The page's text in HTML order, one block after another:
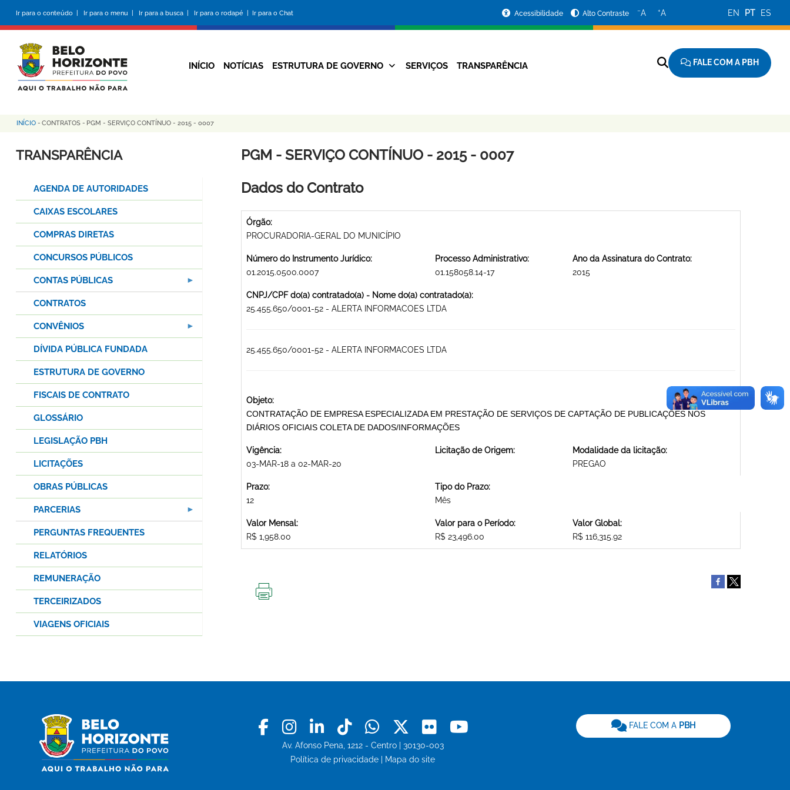
conteúdo
principal
Ir para o conteúdo | Ir para o menu | Ir para a busca | Ir para o rodapé | Ir para o Chat
da
Prefeitura
Acessibilidade Alto Contraste −A +A EN PT ES
Navegação
INÍCIO NOTÍCIAS ESTRUTURA DE GOVERNO SERVIÇOS TRANSPARÊNCIA FALE COM A PBH
Trilha
de
INÍCIO - CONTRATOS - PGM - SERVIÇO CONTÍNUO - 2015 - 0007
PGM - SERVIÇO CONTÍNUO - 2015 - 0007
Dados do Contrato
Órgão:
PROCURADORIA-GERAL DO MUNICÍPIO
Número do Instrumento Jurídico:
01.2015.0500.0007
Processo Administrativo:
01.158058.14-17
Ano da Assinatura do Contrato:
2015
CNPJ/CPF do(a) contratado(a) - Nome do(a) contratado(a):
25.455.650/0001-52 - ALERTA INFORMACOES LTDA
25.455.650/0001-52 - ALERTA INFORMACOES LTDA
Objeto:
CONTRATAÇÃO DE EMPRESA ESPECIALIZADA EM PRESTAÇÃO DE SERVIÇOS DE CAPTAÇÃO DE PUBLICAÇÕES NOS
DIÁRIOS OFICIAIS COLETA DE DADOS/INFORMAÇÕES
Vigência:
03-MAR-18 a 02-MAR-20
Licitação de Origem:
Modalidade da licitação:
PREGAO
Prazo:
12
Tipo do Prazo:
Mês
Valor Mensal:
R$ 1,958.00
Valor para o Período:
R$ 23,496.00
Valor Global:
R$ 116,315.92
TRANSPARÊNCIA
AGENDA DE AUTORIDADES
CAIXAS ESCOLARES
COMPRAS DIRETAS
CONCURSOS PÚBLICOS
CONTAS PÚBLICAS
CONTRATOS
CONVÊNIOS
DÍVIDA PÚBLICA FUNDADA
ESTRUTURA DE GOVERNO
FISCAIS DE CONTRATO
GLOSSÁRIO
LEGISLAÇÃO PBH
LICITAÇÕES
OBRAS PÚBLICAS
PARCERIAS
PERGUNTAS FREQUENTES
RELATÓRIOS
REMUNERAÇÃO
TERCEIRIZADOS
VIAGENS OFICIAIS
Facebook
Instagram
LinkedinTiktokWhatsapp
X Flickr
Av. Afonso Pena, 1212 - Centro | 30130-003
Política de privacidade
Mapa do site
FALE COM A PBH